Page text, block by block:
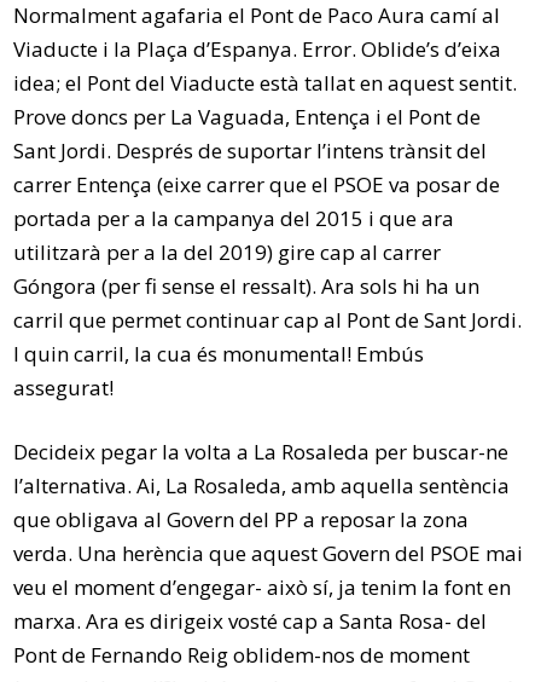
Normalment agafaria el Pont de Paco Aura camí al
Viaducte i la Plaça d’Espanya. Error. Oblide’s d’eixa
idea; el Pont del Viaducte està tallat en aquest sentit.
Prove doncs per La Vaguada, Entença i el Pont de
Sant Jordi. Després de suportar l’intens trànsit del
carrer Entença (eixe carrer que el PSOE va posar de
portada per a la campanya del 2015 i que ara
utilitzarà per a la del 2019) gire cap al carrer
Góngora (per fi sense el ressalt). Ara sols hi ha un
carril que permet continuar cap al Pont de Sant Jordi.
I quin carril, la cua és monumental! Embús
assegurat!
Decideix pegar la volta a La Rosaleda per buscar-ne
l’alternativa. Ai, La Rosaleda, amb aquella sentència
que obligava al Govern del PP a reposar la zona
verda. Una herència que aquest Govern del PSOE mai
veu el moment d’engegar- això sí, ja tenim la font en
marxa. Ara es dirigeix vosté cap a Santa Rosa- del
Pont de Fernando Reig oblidem-nos de moment